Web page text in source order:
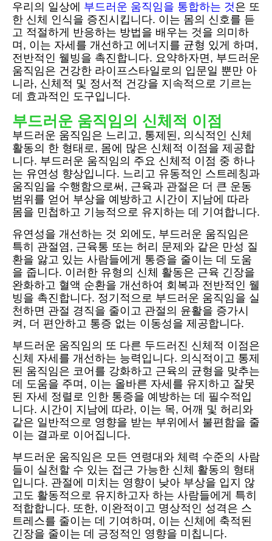
우리의 일상에 부드러운 움직임을 통합하는 것은 또
한 신체 인식을 증진시킵니다. 이는 몸의 신호를 듣
고 적절하게 반응하는 방법을 배우는 것을 의미하
며, 이는 자세를 개선하고 에너지를 균형 있게 하며,
전반적인 웰빙을 촉진합니다. 요약하자면, 부드러운
움직임은 건강한 라이프스타일로의 입문일 뿐만 아
니라, 신체적 및 정서적 건강을 지속적으로 기르는
데 효과적인 도구입니다.
부드러운 움직임의 신체적 이점
부드러운 움직임은 느리고, 통제된, 의식적인 신체
활동의 한 형태로, 몸에 많은 신체적 이점을 제공합
니다. 부드러운 움직임의 주요 신체적 이점 중 하나
는 유연성 향상입니다. 느리고 유동적인 스트레칭과
움직임을 수행함으로써, 근육과 관절은 더 큰 운동
범위를 얻어 부상을 예방하고 시간이 지남에 따라
몸을 민첩하고 기능적으로 유지하는 데 기여합니다.
유연성을 개선하는 것 외에도, 부드러운 움직임은
특히 관절염, 근육통 또는 허리 문제와 같은 만성 질
환을 앓고 있는 사람들에게 통증을 줄이는 데 도움
을 줍니다. 이러한 유형의 신체 활동은 근육 긴장을
완화하고 혈액 순환을 개선하여 회복과 전반적인 웰
빙을 촉진합니다. 정기적으로 부드러운 움직임을 실
천하면 관절 경직을 줄이고 관절의 윤활을 증가시
켜, 더 편안하고 통증 없는 이동성을 제공합니다.
부드러운 움직임의 또 다른 두드러진 신체적 이점은
신체 자세를 개선하는 능력입니다. 의식적이고 통제
된 움직임은 코어를 강화하고 근육의 균형을 맞추는
데 도움을 주며, 이는 올바른 자세를 유지하고 잘못
된 자세 정렬로 인한 통증을 예방하는 데 필수적입
니다. 시간이 지남에 따라, 이는 목, 어깨 및 허리와
같은 일반적으로 영향을 받는 부위에서 불편함을 줄
이는 결과로 이어집니다.
부드러운 움직임은 모든 연령대와 체력 수준의 사람
들이 실천할 수 있는 접근 가능한 신체 활동의 형태
입니다. 관절에 미치는 영향이 낮아 부상을 입지 않
고도 활동적으로 유지하고자 하는 사람들에게 특히
적합합니다. 또한, 이완적이고 명상적인 성격은 스
트레스를 줄이는 데 기여하며, 이는 신체에 축적된
긴장을 줄이는 데 긍정적인 영향을 미칩니다.